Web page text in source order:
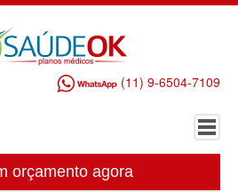
(11) 9-6504-7109
orçamento agora